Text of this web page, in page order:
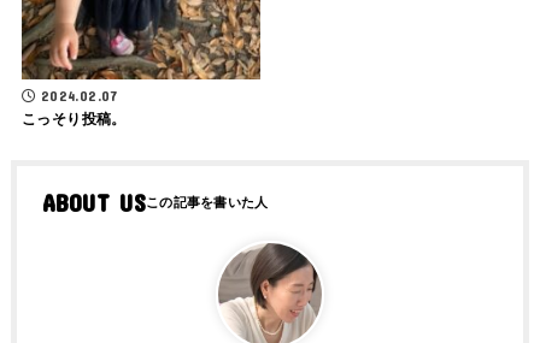
2024.02.07
こっそり投稿。
ABOUT US